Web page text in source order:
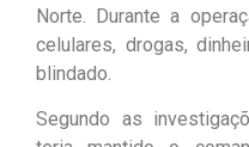
Norte. Durante a
celulares, drogas,
blindado.
Segundo as